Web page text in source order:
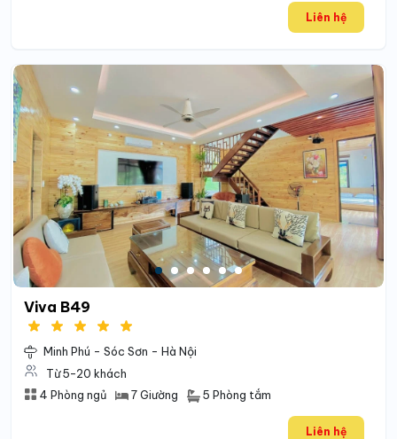
Liên hệ
Viva B49
Minh Phú - Sóc Sơn - Hà Nội
Từ 5-20 khách
4 Phòng ngủ
7 Giường 5 Phòng tắm
Liên hệ